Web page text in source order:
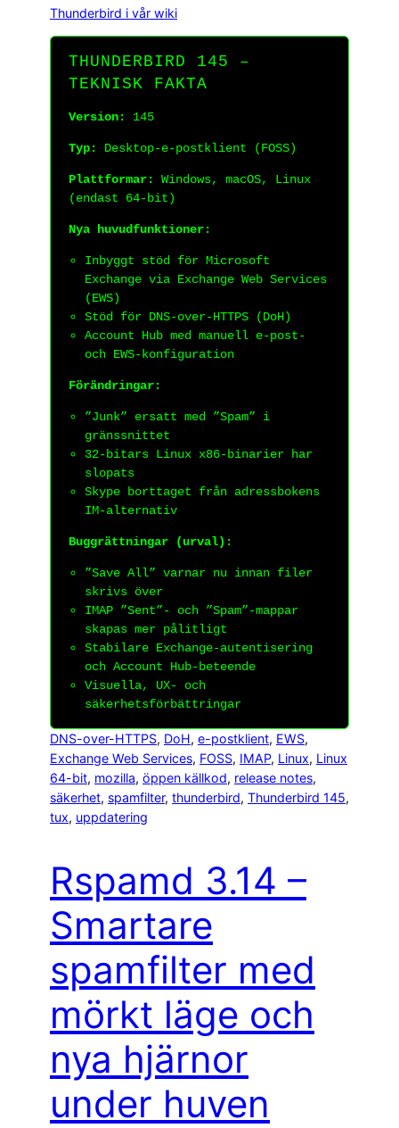
Thunderbird i vår wiki
THUNDERBIRD 145 –
TEKNISK FAKTA
Version: 145
Typ: Desktop-e-postklient (FOSS)
Plattformar:
Windows, macOS, Linux
(endast 64-bit)
Nya huvudfunktioner:
Inbyggt stöd för Microsoft
Exchange via Exchange Web Services
(EWS)
Stöd för DNS-over-HTTPS (DoH)
Account Hub med manuell e-post-
och EWS-konfiguration
Förändringar:
”Junk” ersatt med ”Spam” i
gränssnittet
32-bitars Linux x86-binarier har
slopats
Skype borttaget från adressbokens
IM-alternativ
Buggrättningar (urval):
”Save All” varnar nu innan filer
skrivs över
IMAP ”Sent”- och ”Spam”-mappar
skapas mer pålitligt
Stabilare Exchange-autentisering
och Account Hub-beteende
Visuella, UX- och
säkerhetsförbättringar
DNS-over-HTTPS, DoH, e-postklient, EWS
Exchange Web Services, FOSS, IMAP, Linux, Linux
64-bit, mozilla, öppen källkod, release notes
säkerhet, spamfilter, thunderbird, Thunderbird 145
tux, uppdatering
Rspamd 3.14 –
Smartare
spamfilter med
mörkt läge och
nya hjärnor
under huven